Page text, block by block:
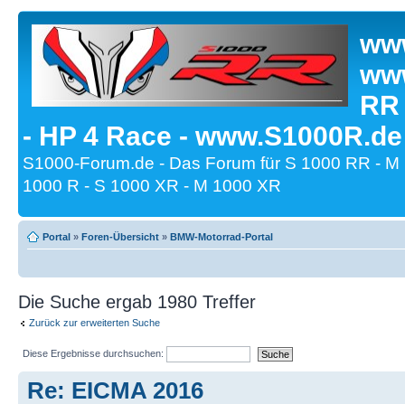
- HP 4 Race -
S1000-Forum.de - Das Forum für S 1000 RR -
1000 R - S 1000 XR - M 1000 XR
Portal » Foren-Übersicht » BMW-Motorrad-Portal
Die Suche ergab 1980 Treffer
Zurück zur erweiterten Suche
Diese Ergebnisse durchsuchen:
Re: EICMA 2016